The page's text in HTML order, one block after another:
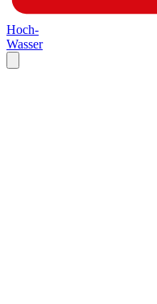
Hoch-
Wasser